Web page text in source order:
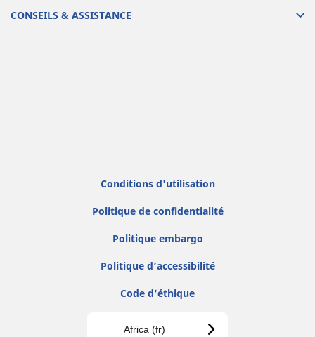
CONSEILS & ASSISTANCE
Conditions d'utilisation
Politique de confidentialité
Politique embargo
Politique d’accessibilité
Code d'éthique
Africa (fr)